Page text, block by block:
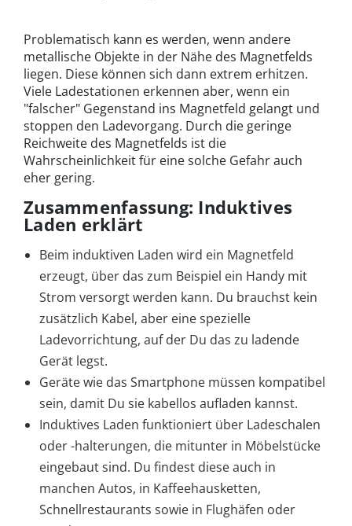
Problematisch kann es werden, wenn andere
metallische Objekte in der Nähe des Magnetfelds
liegen. Diese können sich dann extrem erhitzen.
Viele Ladestationen erkennen aber, wenn ein
"falscher" Gegenstand ins Magnetfeld gelangt und
stoppen den Ladevorgang. Durch die geringe
Reichweite des Magnetfelds ist die
Wahrscheinlichkeit für eine solche Gefahr auch
eher gering.
Zusammenfassung: Induktives
Laden erklärt
Beim induktiven Laden wird ein Magnetfeld
erzeugt, über das zum Beispiel ein Handy mit
Strom versorgt werden kann. Du brauchst kein
zusätzlich Kabel, aber eine spezielle
Ladevorrichtung, auf der Du das zu ladende
Gerät legst.
Geräte wie das Smartphone müssen kompatibel
sein, damit Du sie kabellos aufladen kannst.
Induktives Laden funktioniert über Ladeschalen
oder -halterungen, die mitunter in Möbelstücke
eingebaut sind. Du findest diese auch in
manchen Autos, in Kaffeehausketten,
Schnellrestaurants sowie in Flughäfen oder